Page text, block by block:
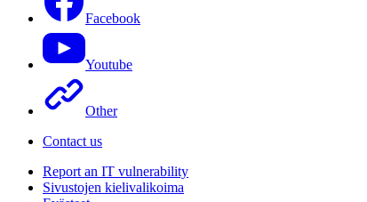
Facebook
Youtube
Other
Contact us
Report an IT vulnerability
Sivustojen kielivalikoima